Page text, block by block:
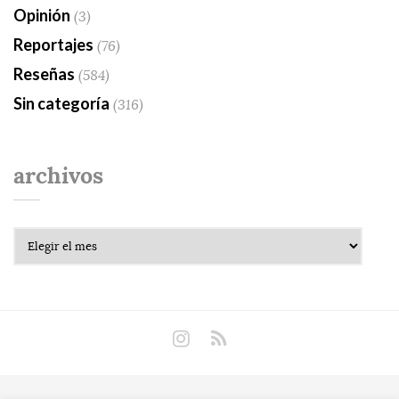
Opinión (3)
Reportajes (76)
Reseñas (584)
Sin categoría (316)
archivos